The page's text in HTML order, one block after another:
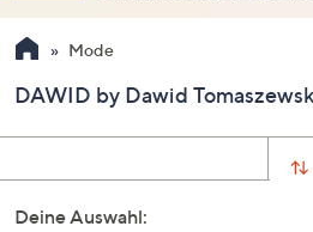
verwenden
Sie
Pfeiltasten
nach
und
nach
Mode
DAWID by Dawid
Deine Auswahl: